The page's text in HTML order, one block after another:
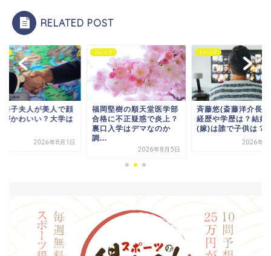
RELATED POST
堅樹の順天堂医学部
に不正疑惑で炎上？
トレンド
斉藤悠(斎藤洋介長男)の
経歴や学歴は？結婚や妻
(嫁)は誰で子供は？
トレンド
岸田裕子夫人が美人
画像がかわいい？大
どこ？
2026年8